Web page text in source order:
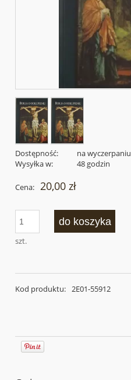
Dostępność:
na wyczerpaniu
Wysyłka w:
48 godzin
Cena: 20,00 zł
szt.
do koszyka
Kod produktu: 2E01-55912